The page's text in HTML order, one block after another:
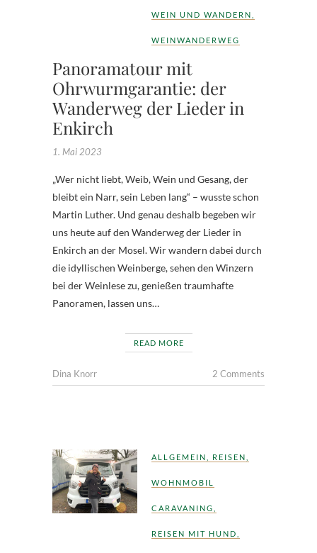
WEIN UND WANDERN
WEINWANDERWEG
Panoramatour mit
Ohrwurmgarantie: der
Wanderweg der Lieder in
Enkirch
1. Mai 2023
„Wer nicht liebt, Weib, Wein und Gesang, der
bleibt ein Narr, sein Leben lang“ – wusste schon
Martin Luther. Und genau deshalb begeben wir
uns heute auf den Wanderweg der Lieder in
Enkirch an der Mosel. Wir wandern dabei durch
die idyllischen Weinberge, sehen den Winzern
bei der Weinlese zu, genießen traumhafte
Panoramen, lassen uns…
READ MORE
Dina Knorr 2 Comments
ALLGEMEIN REISEN
WOHNMOBIL
CARAVANING
REISEN MIT HUND